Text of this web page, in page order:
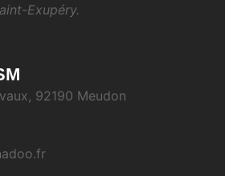
Exupéry.
92190 Meudon